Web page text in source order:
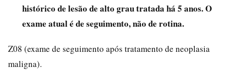
histórico de lesão de alto grau tratada há 5 anos. O
exame atual é de seguimento, não de rotina.
Z08 (exame de seguimento após tratamento de neoplasia
maligna).